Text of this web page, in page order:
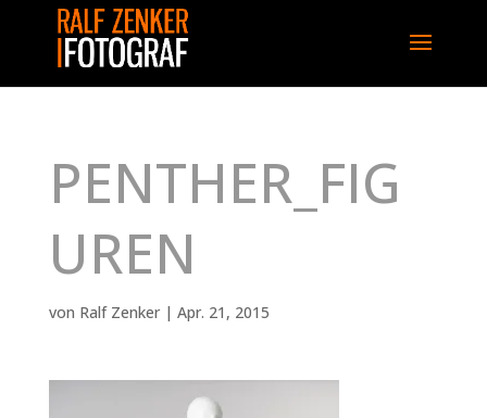
PENTHER_FIG
UREN
von Ralf Zenker| Apr. 21, 2015